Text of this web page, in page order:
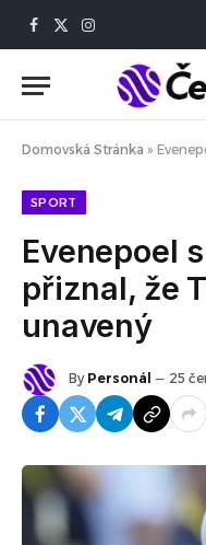
Facebook
X
Instagram
Domovská Stránka »
SPORT
Evenepoel
přiznal, že
unavený
By Personál 25